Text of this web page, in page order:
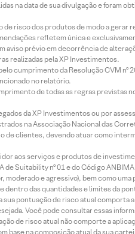
na data de sua divulgação e foram
risco dos produtos de modo a gerar
refletem única e
aviso prévio em decorrência de
realizadas pela XP Investimentos.
cumprimento da Resolução CVM
no relatório.
de todas as regras previstas
da XP Investimentos ou por
na Associação Nacional das
clientes, devendo atuar como
aos serviços e produtos de
Suitability nº 01 e do Código
moderado e agressivo), bem como
das quantidades e limites da
pontuação de risco atual
Você pode consultar essas
de risco atual não comporte a
base na composição atual da sua